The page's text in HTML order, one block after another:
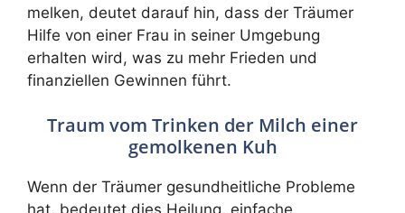
melken, deutet darauf hin, dass der Träumer
Hilfe von einer Frau in seiner Umgebung
erhalten wird, was zu mehr Frieden und
finanziellen Gewinnen führt.
Traum vom Trinken der Milch einer
gemolkenen Kuh
Wenn der Träumer gesundheitliche Probleme
hat, bedeutet dies Heilung, einfache